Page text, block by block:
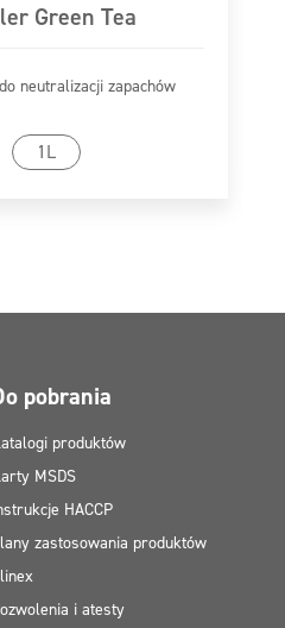
Green Tea
neutralizacji zapachów
1L
do produktu
pobrania
produktów
MSDS
HACCP
zastosowania produktów
i atesty